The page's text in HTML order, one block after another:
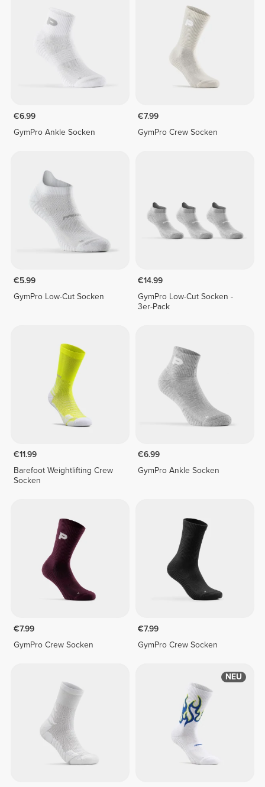
€6.99
GymPro Ankle Socken
€7.99
GymPro Crew Socken
€5.99
GymPro Low-Cut Socken
€14.99
GymPro Low-Cut Socken -
3er-Pack
€11.99
Barefoot Weightlifting Crew
Socken
€6.99
GymPro Ankle Socken
€7.99
GymPro Crew Socken
€7.99
GymPro Crew Socken
NEU